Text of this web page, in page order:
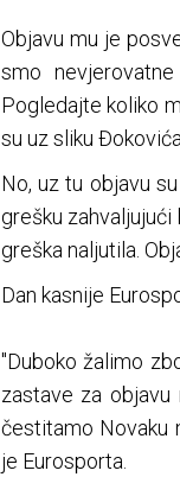
Objavu mu je
smo
Pogledajte koliko
su uz sliku
No, uz tu objavu
grešku
greška naljutila.
Dan kasnije
"Duboko žalimo
zastave za
čestitamo Novaku
je Eurosporta.